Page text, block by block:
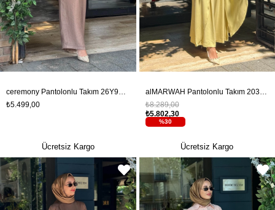
₺5.499,00
Ücretsiz Kargo
alMARWAH Pantolonlu Takım 203047 Sarı
%30
₺5.802,30
₺8.289,00
Ücretsiz Kargo